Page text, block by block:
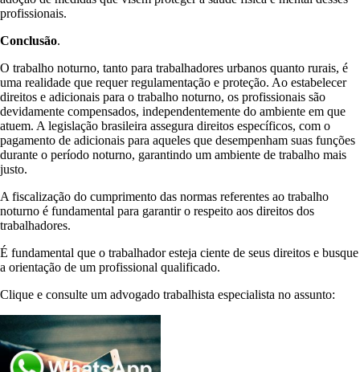
profissionais.
Conclusão.
O trabalho noturno, tanto para trabalhadores urbanos quanto rurais, é
uma realidade que requer regulamentação e proteção. Ao estabelecer
direitos e adicionais para o trabalho noturno, os profissionais são
devidamente compensados, independentemente do ambiente em que
atuem. A legislação brasileira assegura direitos específicos, com o
pagamento de adicionais para aqueles que desempenham suas funções
durante o período noturno, garantindo um ambiente de trabalho mais
justo.
A fiscalização do cumprimento das normas referentes ao trabalho
noturno é fundamental para garantir o respeito aos direitos dos
trabalhadores.
É fundamental que o trabalhador esteja ciente de seus direitos e busque
a orientação de um profissional qualificado.
Clique e consulte um advogado trabalhista especialista no assunto: